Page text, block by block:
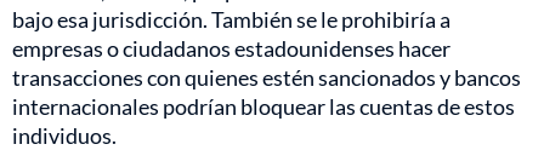
bajo esa jurisdicción. También se le prohibiría a
empresas o ciudadanos estadounidenses hacer
transacciones con quienes estén sancionados y bancos
internacionales podrían bloquear las cuentas de estos
individuos.